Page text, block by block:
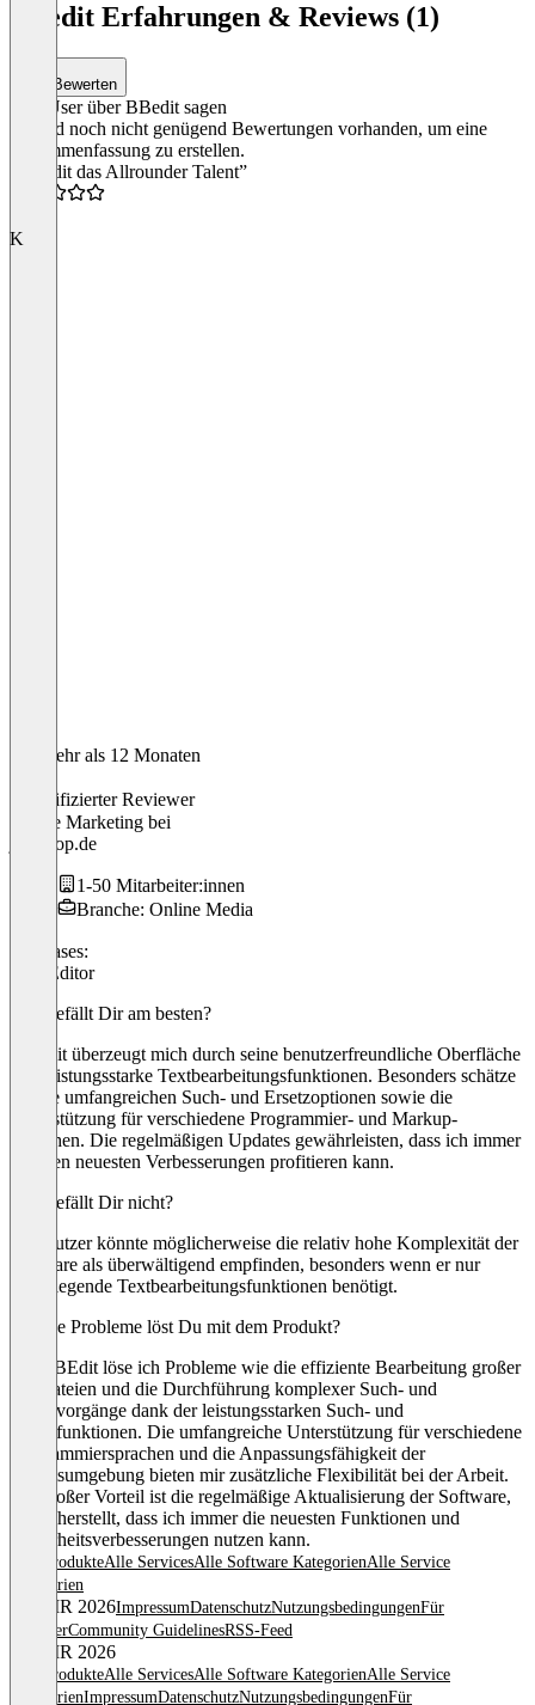
BBedit Erfahrungen & Reviews (1)
Bewerten
Was User über BBedit sagen
Es sind noch nicht genügend Bewertungen vorhanden, um eine
Zusammenfassung zu erstellen.
“BBedit das Allrounder Talent”
K
Vor mehr als 12 Monaten
Verifizierter Reviewer
Online Marketing bei
joloshop.de
1-50 Mitarbeiter:innen
Branche: Online Media
Use cases:
Text Editor
Was gefällt Dir am besten?
BBEdit überzeugt mich durch seine benutzerfreundliche Oberfläche
und leistungsstarke Textbearbeitungsfunktionen. Besonders schätze
ich die umfangreichen Such- und Ersetzoptionen sowie die
Unterstützung für verschiedene Programmier- und Markup-
Sprachen. Die regelmäßigen Updates gewährleisten, dass ich immer
von den neuesten Verbesserungen profitieren kann.
Was gefällt Dir nicht?
Ein Nutzer könnte möglicherweise die relativ hohe Komplexität der
Software als überwältigend empfinden, besonders wenn er nur
grundlegende Textbearbeitungsfunktionen benötigt.
Welche Probleme löst Du mit dem Produkt?
Mit BBEdit löse ich Probleme wie die effiziente Bearbeitung großer
Textdateien und die Durchführung komplexer Such- und
Ersetzvorgänge dank der leistungsstarken Such- und
Ersetzfunktionen. Die umfangreiche Unterstützung für verschiedene
Programmiersprachen und die Anpassungsfähigkeit der
Arbeitsumgebung bieten mir zusätzliche Flexibilität bei der Arbeit.
Ein großer Vorteil ist die regelmäßige Aktualisierung der Software,
die sicherstellt, dass ich immer die neuesten Funktionen und
Sicherheitsverbesserungen nutzen kann.
Alle ProdukteAlle ServicesAlle Software KategorienAlle Service
Kategorien
© OMR 2026ImpressumDatenschutzNutzungsbedingungenFür
AnbieterCommunity GuidelinesRSS-Feed
© OMR 2026
Alle ProdukteAlle ServicesAlle Software KategorienAlle Service
KategorienImpressumDatenschutzNutzungsbedingungenFür